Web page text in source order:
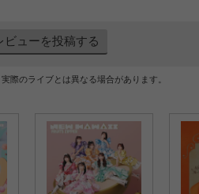
ビューを投稿する
際のライブとは異なる場合があります。